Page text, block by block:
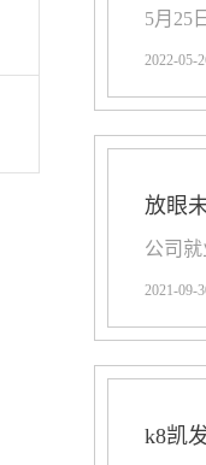
5月25
2022-05-
放眼
公司
2021-09-
k8凯